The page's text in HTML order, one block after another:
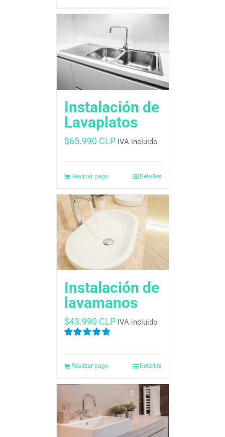
Instalación de
Lavaplatos
$65.990 CLP IVA incluido
Realizar pago Detalles
Instalación de
lavamanos
$43.990 CLP IVA incluido
Realizar pago Detalles